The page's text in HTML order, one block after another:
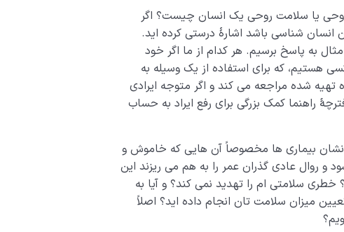
یا سلامت روحی یک انسان چیست؟ اگر
شناسی باشد اشارۀ درستی کرده اید.
به پاسخ برسیم. هر کدام از ما اگر خود
که برای استفاده از یک وسیله به
شده مراجعه می کند و اگر متوجه ایرادی
راهنما کمک بزرگی برای رفع ایراد به حساب
نشان بیماری ها مخصوصاً آن هایی که خاموش و
و روال عادی گذران عمر را به هم می ریزند این
سلامتی ام را تهدید نمی کند؟ و آیا به
میزان سلامت تان انجام داده اید؟ اصلاً